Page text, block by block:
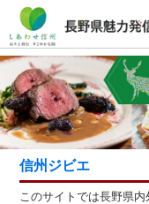
信州ジビエ
このサイトでは長野県